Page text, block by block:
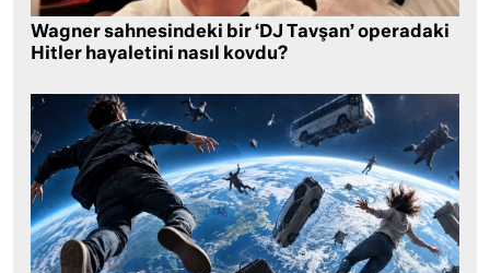
Wagner sahnesindeki bir ‘DJ Tavşan’ operadaki
Hitler hayaletini nasıl kovdu?